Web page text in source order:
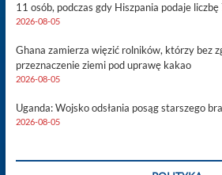
11 osób, podczas gdy Hiszpania podaje liczbę
2026-08-05
Ghana zamierza więzić rolników, którzy bez
przeznaczenie ziemi pod uprawę kakao
2026-08-05
Uganda: Wojsko odsłania posąg starszego
2026-08-05